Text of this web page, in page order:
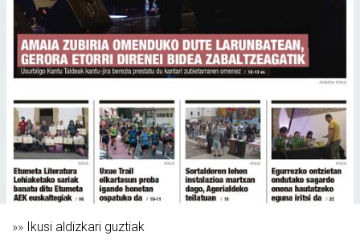
»» Ikusi aldizkari guztiak